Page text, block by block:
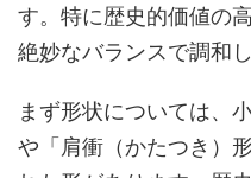
す。特に歴史的価値の
絶妙なバランスで調和
まず形状については、
や「肩衝（かたつき）